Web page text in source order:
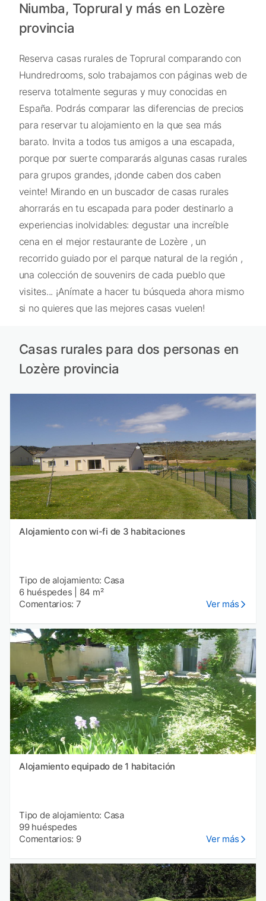
Niumba, Toprural y más en Lozère
provincia
Reserva casas rurales de Toprural comparando con
Hundredrooms, solo trabajamos con páginas web de
reserva totalmente seguras y muy conocidas en
España. Podrás comparar las diferencias de precios
para reservar tu alojamiento en la que sea más
barato. Invita a todos tus amigos a una escapada,
porque por suerte compararás algunas casas rurales
para grupos grandes, ¡donde caben dos caben
veinte! Mirando en un buscador de casas rurales
ahorrarás en tu escapada para poder destinarlo a
experiencias inolvidables: degustar una increíble
cena en el mejor restaurante de Lozère , un
recorrido guiado por el parque natural de la región ,
una colección de souvenirs de cada pueblo que
visites... ¡Anímate a hacer tu búsqueda ahora mismo
si no quieres que las mejores casas vuelen!
Casas rurales para dos personas en
Lozère provincia
Alojamiento con wi-fi de 3 habitaciones
Tipo de alojamiento: Casa
6 huéspedes
84 m²
Comentarios: 7
Ver más
Alojamiento equipado de 1 habitación
Tipo de alojamiento: Casa
99 huéspedes
Comentarios: 9
Ver más